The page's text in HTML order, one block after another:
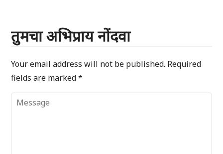
तुमचा अभिप्राय नोंदवा
Your email address will not be published. Required
fields are marked*